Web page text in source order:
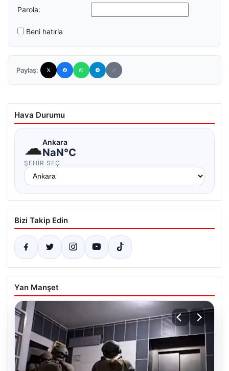
Parola:
Beni hatırla
Paylaş:
Hava Durumu
☁Ankara
NaN°C
ŞEHIR SEÇ
Bizi Takip Edin
Yan Manşet